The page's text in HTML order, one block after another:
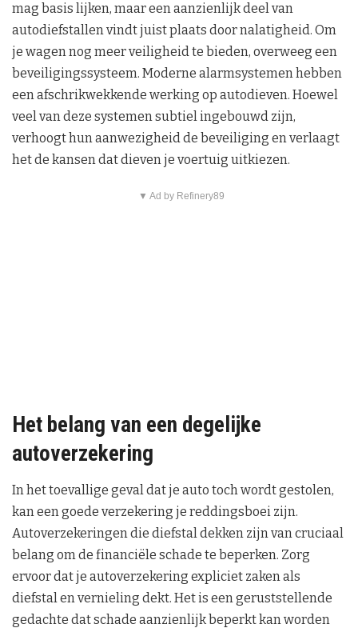
mag basis lijken, maar een aanzienlijk deel van
autodiefstallen vindt juist plaats door nalatigheid. Om
je wagen nog meer veiligheid te bieden, overweeg een
beveiligingssysteem. Moderne alarmsystemen hebben
een afschrikwekkende werking op autodieven. Hoewel
veel van deze systemen subtiel ingebouwd zijn,
verhoogt hun aanwezigheid de beveiliging en verlaagt
het de kansen dat dieven je voertuig uitkiezen.
▼ Ad by Refinery89
Het belang van een degelijke
autoverzekering
In het toevallige geval dat je auto toch wordt gestolen,
kan een goede verzekering je reddingsboei zijn.
Autoverzekeringen die diefstal dekken zijn van cruciaal
belang om de financiële schade te beperken. Zorg
ervoor dat je autoverzekering expliciet zaken als
diefstal en vernieling dekt. Het is een geruststellende
gedachte dat schade aanzienlijk beperkt kan worden